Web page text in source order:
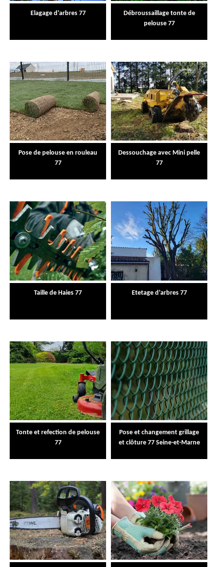
Elagage d'arbres 77
Débroussaillage tonte de
pelouse 77
Pose de pelouse en rouleau
77
Dessouchage avec Mini pelle
77
Taille de Haies 77 Etetage d'arbres 77
Tonte et refection de pelouse
77
Pose et changement grillage
et clôture 77 Seine-et-Marne